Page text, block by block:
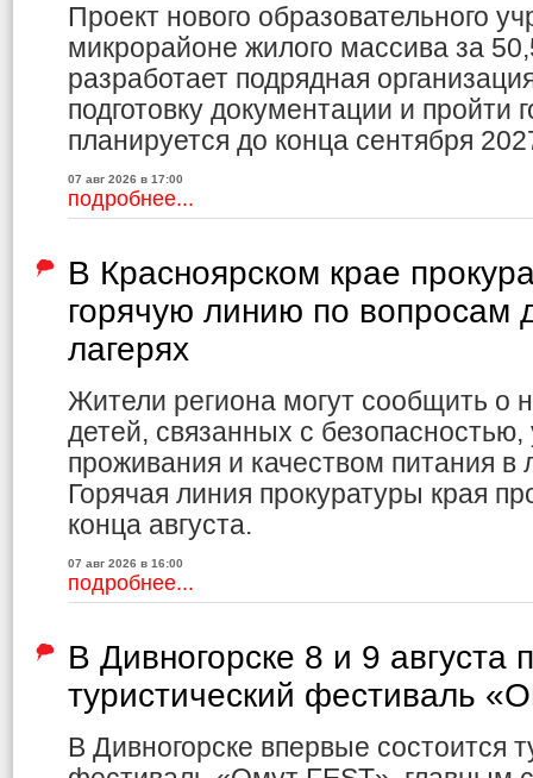
Проект нового образовательного
микрорайоне жилого массива за
разработает подрядная
подготовку документации и пройти
планируется до конца сентября
07 авг 2026 в 17:00
подробнее...
В Красноярском крае
горячую линию по вопросам
лагерях
Жители региона могут сообщить о
детей, связанных с
проживания и качеством питания в
Горячая линия прокуратуры края
конца августа.
07 авг 2026 в 16:00
подробнее...
В Дивногорске 8 и 9 августа
туристический фестиваль
В Дивногорске впервые состоится